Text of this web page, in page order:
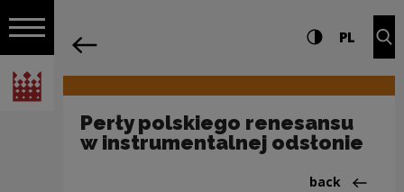
Open navigation
National Centre for Culture Poland
Navigation Settings and search
High contrast
PL
Perły polskiego renesansu
w instrumentalnej odsłonie
Back to:News
back